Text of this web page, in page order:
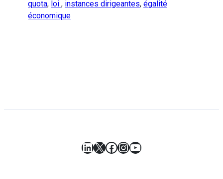
quota, loi , instances dirigeantes, égalité
économique
LinkedIn
X Facebook
Instagram
YouTube